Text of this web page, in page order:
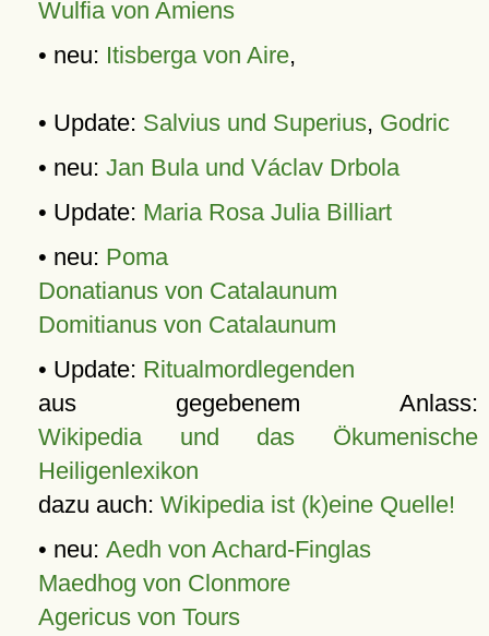
Wulfia von Amiens
• neu: Itisberga von Aire,
• Update: Salvius und Superius, Godric
• neu: Jan Bula und Václav Drbola
• Update: Maria Rosa Julia Billiart
• neu: Poma
Donatianus von Catalaunum
Domitianus von Catalaunum
• Update: Ritualmordlegenden
aus gegebenem Anlass:
Wikipedia und das Ökumenische
Heiligenlexikon
dazu auch: Wikipedia ist (k)eine Quelle!
• neu: Aedh von Achard-Finglas
Maedhog von Clonmore
Agericus von Tours